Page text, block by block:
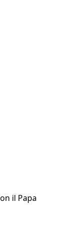
il Papa